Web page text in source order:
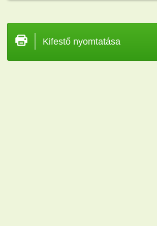
Kifestő nyomtatása